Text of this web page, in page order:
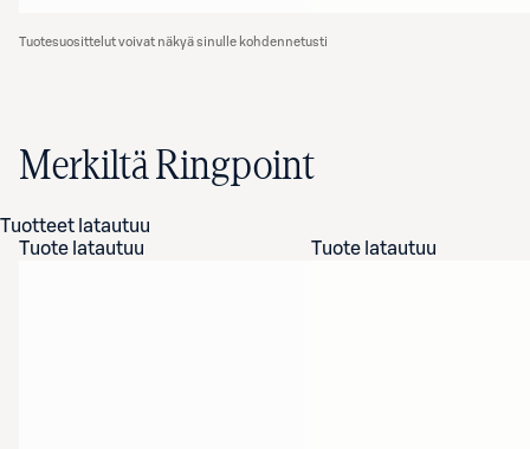
Tuotesuosittelut voivat näkyä sinulle kohdennetusti
Merkiltä Ringpoint
Tuotteet latautuu
Tuote latautuu
Tuote latautuu